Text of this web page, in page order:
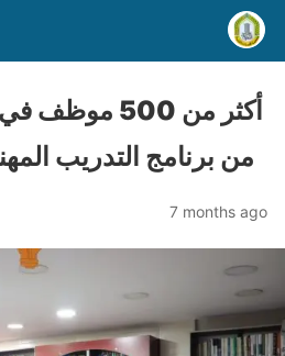
أكثر من 500
من برنامج التدريب
7 months ago